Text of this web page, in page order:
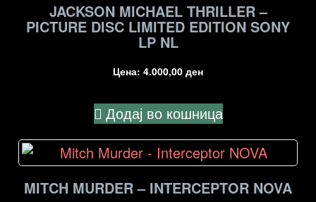
JACKSON MICHAEL THRILLER –
PICTURE DISC LIMITED EDITION SONY
LP NL
Цена: 4.000,00 ден
Додај во кошница
MITCH MURDER – INTERCEPTOR NOVA